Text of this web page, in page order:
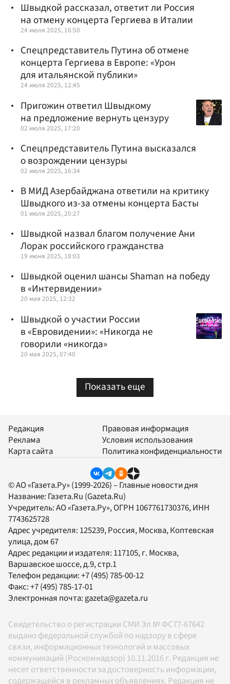
Швыдкой рассказал, ответит ли Россия
на отмену концерта Гергиева в Италии
24 июля 2025, 16:50
Спецпредставитель Путина об отмене
концерта Гергиева в Европе: «Урон
для итальянской публики»
24 июля 2025, 12:45
Пригожин ответил Швыдкому
на предложение вернуть цензуру
02 июля 2025, 17:20
Спецпредставитель Путина высказался
о возрождении цензуры
02 июля 2025, 16:34
В МИД Азербайджана ответили на критику
Швыдкого из-за отмены концерта Басты
01 июля 2025, 20:27
Швыдкой назвал благом получение Ани
Лорак российского гражданства
19 июня 2025, 18:03
Швыдкой оценил шансы Shaman на победу
в «Интервидении»
20 мая 2025, 12:32
Швыдкой о участии России
в «Евровидении»: «Никогда не
говорили «никогда»
20 мая 2025, 07:40
Показать еще
Редакция
Реклама
Карта сайта
Правовая информация
Условия использования
Политика конфиденциальности
© АО «Газета.Ру» (1999-2026) – Главные новости дня
Название: Газета.Ru (Gazeta.Ru)
Учредитель:АО «Газета.Ру», ОГРН 1067761730376, ИНН
7743625728
Адрес учредителя: 125239, Россия, Москва, Коптевская
улица, дом 67
Адрес редакции и издателя: 117105, г. Москва,
Варшавское шоссе, д.9, стр.1
Телефон редакции:+7 (495) 785-00-12
Факс:+7 (495) 785-17-01
Электронная почта:gazeta@gazeta.ru
Свидетельство о регистрации СМИ Эл № ФС77-67642
выдано федеральной службой по надзору в сфере
связи, информационных технологий и массовых
коммуникаций (Роскомнадзор) 10.11.2016 г. Редакция не
несет ответственности за достоверность информации,
содержащейся в рекламных объявлениях. Редакция не